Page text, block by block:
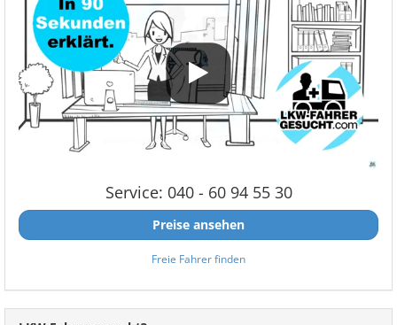
Service: 040 - 60 94 55 30
Preise ansehen
Freie Fahrer finden